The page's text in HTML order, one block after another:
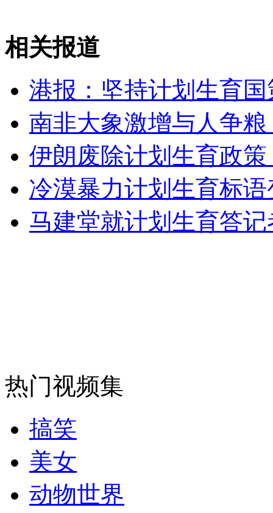
女孩北京地铁殴打老人 痛下狠手拳打脚踢
无痛分娩是否安全 医生回应
外交部：反对强权政治霸凌主义
外交部：有关国家言论片面不公正
安徽一实载49人客车翻车
司机酒驾遇交警 急速倒车逃窜
相关报道
港报：坚持计划生育
南非大象激增与人争
伊朗废除计划生育政
冷漠暴力计划生育标
马建堂就计划生育答记
热门视频集
搞笑
美女
动物世界